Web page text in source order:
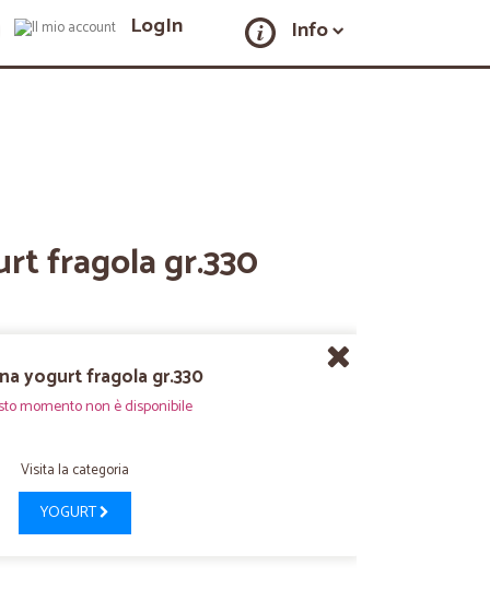
LogIn Info
fragola gr.330
yogurt fragola gr.330
momento non è disponibile
Visita la categoria
YOGURT